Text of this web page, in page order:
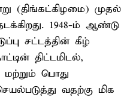
(திங்கட்கிழமை) முதல்
1948-ம் ஆண்டு
சட்டத்தின் கீழ்
திட்டமிடல்,
பொது
வதற்கு மிக